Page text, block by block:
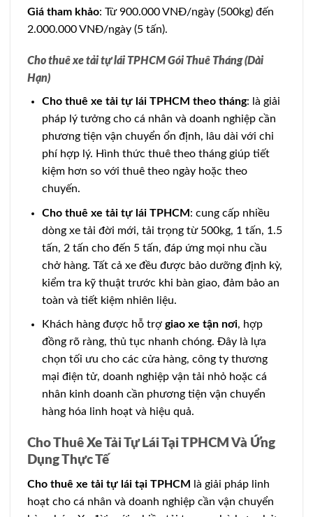
Giá tham khảo: Từ 900.000 VNĐ/ngày (500kg) đến
2.000.000 VNĐ/ngày (5 tấn).
Cho thuê xe tải tự lái TPHCM Gói Thuê Tháng (Dài
Hạn)
Cho thuê xe tải tự lái TPHCM theo tháng: là giải
pháp lý tưởng cho cá nhân và doanh nghiệp cần
phương tiện vận chuyển ổn định, lâu dài với chi
phí hợp lý. Hình thức thuê theo tháng giúp tiết
kiệm hơn so với thuê theo ngày hoặc theo
chuyến.
Cho thuê xe tải tự lái TPHCM : cung cấp nhiều
dòng xe tải đời mới, tải trọng từ 500kg, 1 tấn, 1.5
tấn, 2 tấn cho đến 5 tấn, đáp ứng mọi nhu cầu
chở hàng. Tất cả xe đều được bảo dưỡng định kỳ,
kiểm tra kỹ thuật trước khi bàn giao, đảm bảo an
toàn và tiết kiệm nhiên liệu.
Khách hàng được hỗ trợ giao xe tận nơi, hợp
đồng rõ ràng, thủ tục nhanh chóng. Đây là lựa
chọn tối ưu cho các cửa hàng, công ty thương
mại điện tử, doanh nghiệp vận tải nhỏ hoặc cá
nhân kinh doanh cần phương tiện vận chuyển
hàng hóa linh hoạt và hiệu quả.
Cho Thuê Xe Tải Tự Lái Tại TPHCM Và Ứng
Dụng Thực Tế
Cho thuê xe tải tự lái tại TPHCM
là giải pháp linh
hoạt cho cá nhân và doanh nghiệp cần vận chuyển